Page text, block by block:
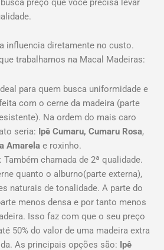
influencia diretamente no custo.
trabalhamos na Macal Madeiras:
para quem busca uniformidade e
com o cerne da madeira (parte
Na ordem do mais caro
seria: Ipê Cumaru, Cumaru Rosa,
Amarelae roxinho.
Também chamada de 2ª qualidade.
quanto o alburno(parte externa),
naturais de tonalidade. A parte do
menos densa e por tanto menos
Isso faz com que o seu preço
50% do valor de uma madeira extra
As principais opções são: Ipê